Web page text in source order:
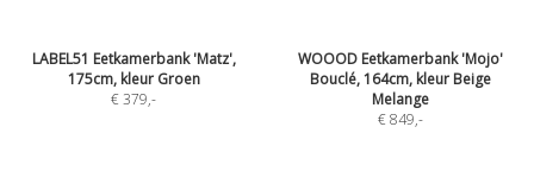
LABEL51 Eetkamerbank 'Matz',
175cm, kleur Groen
€ 379,-
WOOOD Eetkamerbank 'Mojo'
Bouclé, 164cm, kleur Beige
Melange
€ 849,-